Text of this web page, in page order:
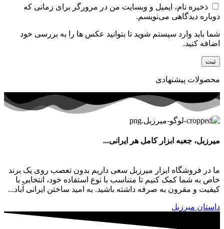
ذخیره نام، ایمیل و وبسایت من در مرورگر برای زمانی که
دوباره دیدگاهی می‌نویسم.
شما باید وارد سیستم شوید تا بتوانید عکس ها را به بررسی خود
اضافه کنید.
محصولات پیشنهادی
میرزبل، جعبه ابزار کامل هر ایرانی...
ما در فروشگاه ابزار میرزبل سعی داریم بدون تعصب روی یک برند
خاص به شما کمک کنیم تا متناسب با نوع استفاده خود، انتخابی با
کیفیت و مقرون به صرفه داشته باشید. به امید ساختن ایرانی آباد...
داستان میرزبل